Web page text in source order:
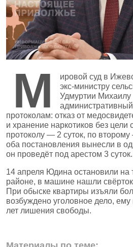
М
ировой суд в
экс‑министру
Удмуртии
протоколам: отказ от
и хранение наркотиков без
протоколу — 2 суток, по
оба постановления вынесли в
он проведёт под арестом 3 суток.
14 апреля Юдина остановили на
районе, в машине нашли
При обыске квартиры изъяли
возбуждено уголовное дело, ему
лет лишения свободы.